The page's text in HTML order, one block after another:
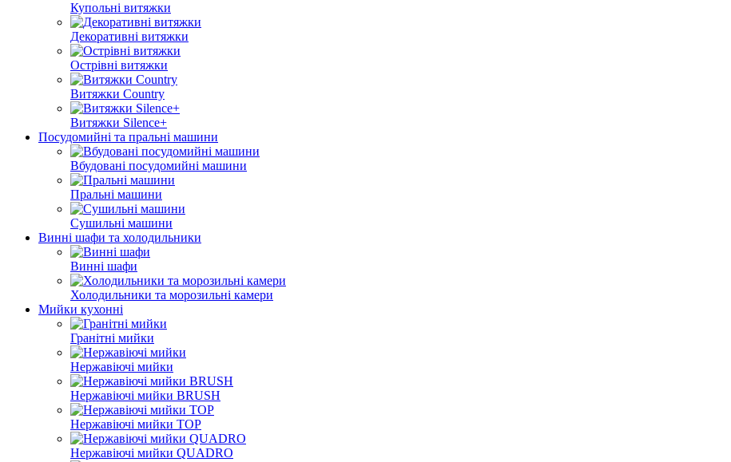
Купольні витяжки
Декоративні витяжки
Острівні витяжки
Витяжки Country
Витяжки Silence+
Посудомийні та пральні машини
Вбудовані посудомийні машини
Пральні машини
Сушильні машини
Винні шафи та холодильники
Винні шафи
Холодильники та морозильні камери
Мийки кухонні
Гранітні мийки
Нержавіючі мийки
Нержавіючі мийки BRUSH
Нержавіючі мийки TOP
Нержавіючі мийки QUADRO